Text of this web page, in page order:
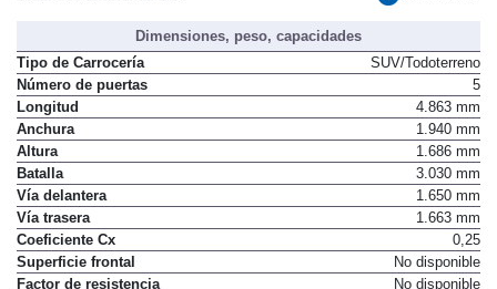
Dimensiones, peso, capacidades
Tipo de Carrocería
SUV/Todoterreno
Número de puertas
5
Longitud
4.863 mm
Anchura
1.940 mm
Altura
1.686 mm
Batalla
3.030 mm
Vía delantera
1.650 mm
Vía trasera
1.663 mm
Coeficiente Cx
0,25
Superficie frontal
No disponible